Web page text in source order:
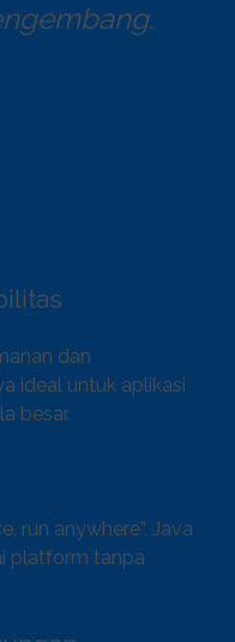
dan
ideal untuk aplikasi
besar.
run anywhere”, Java
platform tanpa